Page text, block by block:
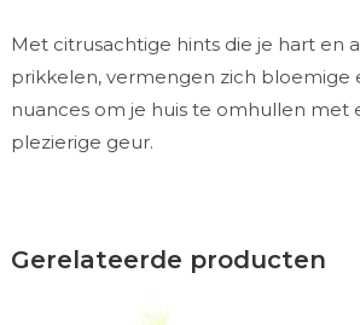
Met citrusachtige hints die je hart en
prikkelen, vermengen zich bloemige
nuances om je huis te omhullen met
plezierige geur.
Gerelateerde producten